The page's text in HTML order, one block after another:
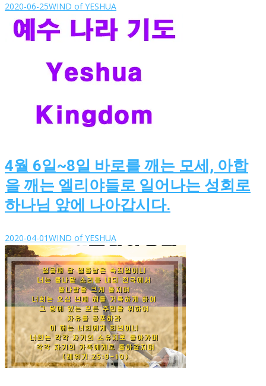
2020-06-25WIND of YESHUA
4월 6일~8일 바로를 깨는 모세, 아합
을 깨는 엘리야들로 일어나는 성회로
하나님 앞에 나아갑시다.
2020-04-01WIND of YESHUA